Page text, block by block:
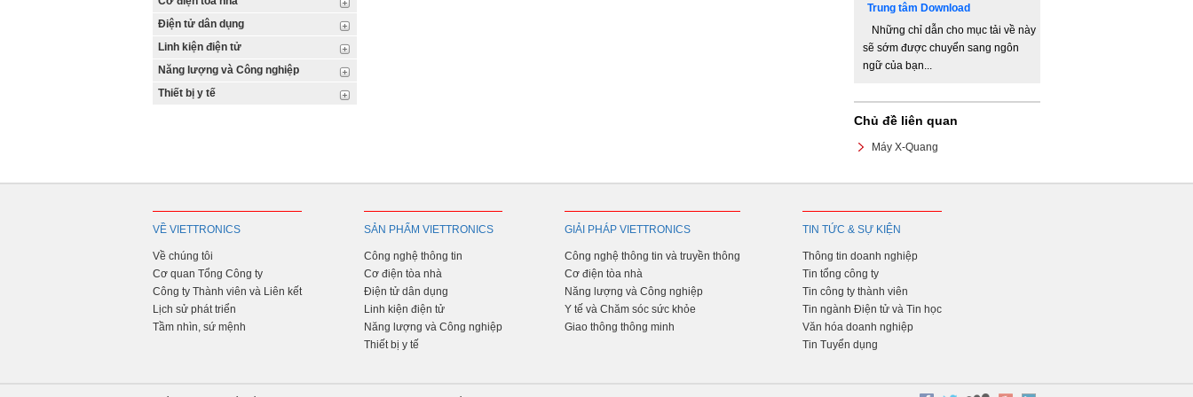
Điện tử dân dụng
Linh kiện điện tử
Năng lượng và Công nghiệp
Thiết bị y tế
Trung tâm Download
Những chỉ dẫn cho mục tải về này
sẽ sớm được chuyển sang ngôn
ngữ của bạn...
Chủ đề liên quan
Máy X-Quang
VỀ VIETTRONICS
Về chúng tôi
Cơ quan Tổng Công ty
Công ty Thành viên và Liên kết
Lịch sử phát triển
Tầm nhìn, sứ mệnh
SẢN PHẨM VIETTRONICS
Công nghệ thông tin
Cơ điện tòa nhà
Điện tử dân dụng
Linh kiện điện tử
Năng lượng và Công nghiệp
Thiết bị y tế
GIẢI PHÁP VIETTRONICS
Công nghệ thông tin và truyền thông
Cơ điện tòa nhà
Năng lượng và Công nghiệp
Y tế và Chăm sóc sức khỏe
Giao thông thông minh
TIN TỨC & SỰ KIỆN
Thông tin doanh nghiệp
Tin tổng công ty
Tin công ty thành viên
Tin ngành Điện tử và Tin học
Văn hóa doanh nghiệp
Tin Tuyển dụng